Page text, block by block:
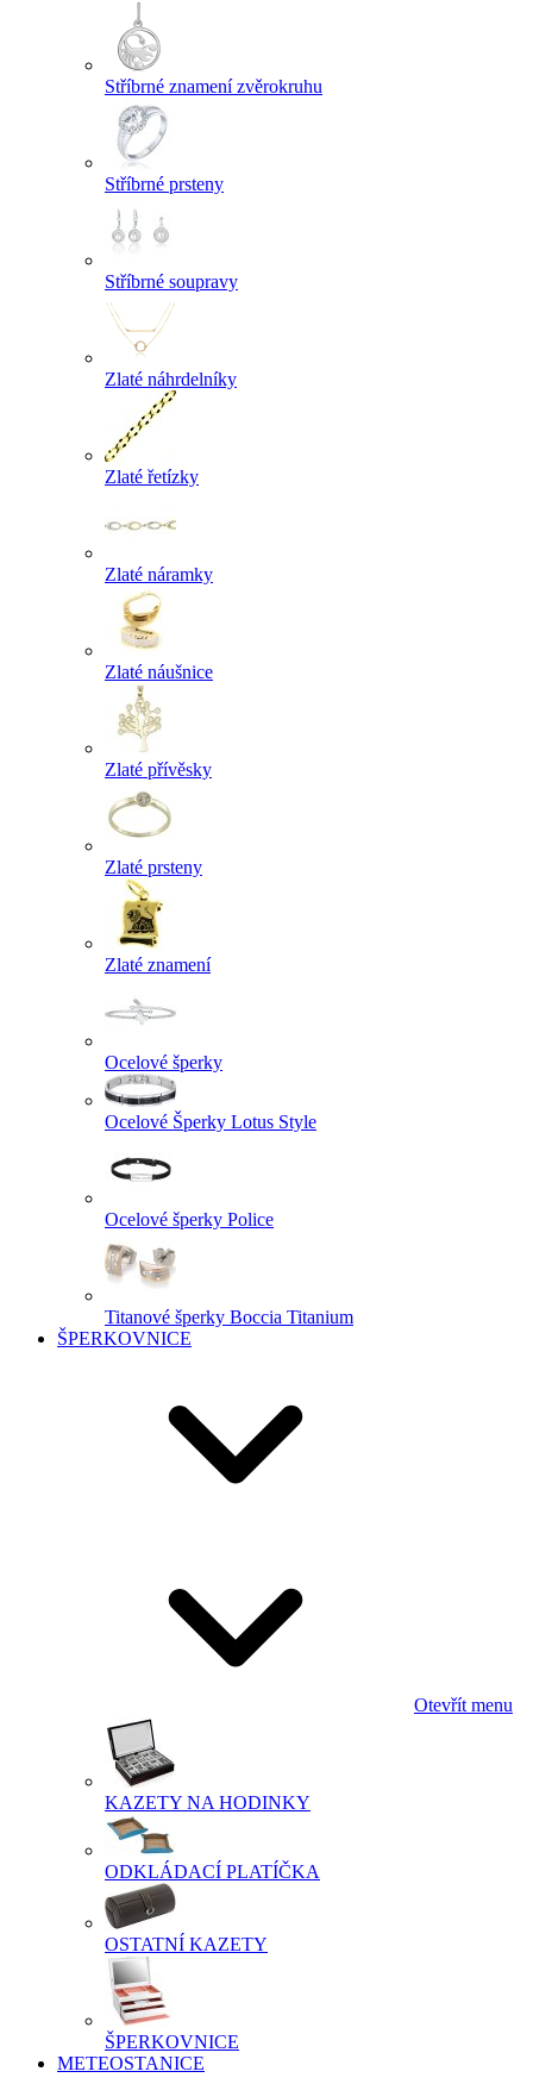
Stříbrné znamení zvěrokruhu
Stříbrné prsteny
Stříbrné soupravy
Zlaté náhrdelníky
Zlaté řetízky
Zlaté náramky
Zlaté náušnice
Zlaté přívěsky
Zlaté prsteny
Zlaté znamení
Ocelové šperky
Ocelové Šperky Lotus Style
Ocelové šperky Police
Titanové šperky Boccia Titanium
ŠPERKOVNICE
Otevřít menu
KAZETY NA HODINKY
ODKLÁDACÍ PLATÍČKA
OSTATNÍ KAZETY
ŠPERKOVNICE
METEOSTANICE